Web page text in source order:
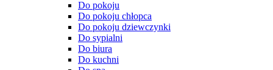
Do pokoju
Do pokoju chłopca
Do pokoju dziewczynki
Do sypialni
Do biura
Do kuchni